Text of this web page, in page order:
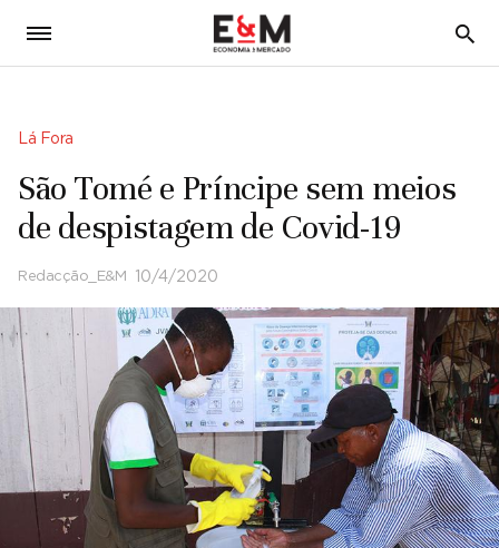
5
Lá Fora
São Tomé e Príncipe sem meios
de despistagem de Covid-19
Redacção_E&M 10/4/2020